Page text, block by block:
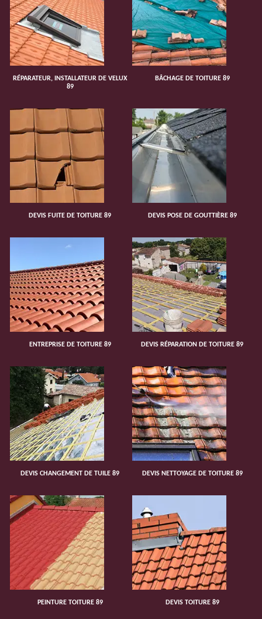
RÉPARATEUR, INSTALLATEUR DE VELUX
89
BÂCHAGE DE TOITURE 89
DEVIS FUITE DE TOITURE 89 DEVIS POSE DE GOUTTIÈRE 89
ENTREPRISE DE TOITURE 89 DEVIS RÉPARATION DE TOITURE 89
DEVIS CHANGEMENT DE TUILE 89 DEVIS NETTOYAGE DE TOITURE 89
PEINTURE TOITURE 89 DEVIS TOITURE 89